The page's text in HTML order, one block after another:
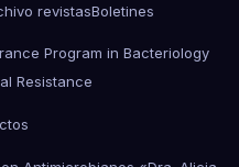
revistasBoletines
Program in Bacteriology
Resistance